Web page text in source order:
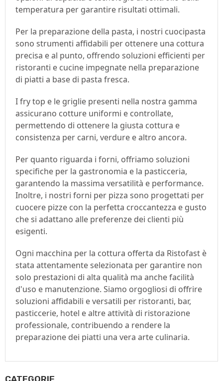
CATEGORIE
temperatura per garantire risultati ottimali.
Per la preparazione della pasta, i nostri cuocipasta
sono strumenti affidabili per ottenere una cottura
precisa e al punto, offrendo soluzioni efficienti per
ristoranti e cucine impegnate nella preparazione
di piatti a base di pasta fresca.
I fry top e le griglie presenti nella nostra gamma
assicurano cotture uniformi e controllate,
permettendo di ottenere la giusta cottura e
consistenza per carni, verdure e altro ancora.
Per quanto riguarda i forni, offriamo soluzioni
specifiche per la gastronomia e la pasticceria,
garantendo la massima versatilità e performance.
Inoltre, i nostri forni per pizza sono progettati per
cuocere pizze con la perfetta croccantezza e gusto
che si adattano alle preferenze dei clienti più
esigenti.
Ogni macchina per la cottura offerta da Ristofast è
stata attentamente selezionata per garantire non
solo prestazioni di alta qualità ma anche facilità
d'uso e manutenzione. Siamo orgogliosi di offrire
soluzioni affidabili e versatili per ristoranti, bar,
pasticcerie, hotel e altre attività di ristorazione
professionale, contribuendo a rendere la
preparazione dei piatti una vera arte culinaria.